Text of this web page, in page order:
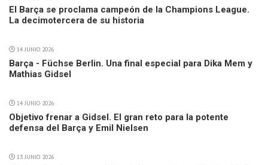
El Barça se proclama campeón de la Champions League.
La decimotercera de su historia
14 JUNIO 2026
Barça - Füchse Berlin. Una final especial para Dika Mem y
Mathias Gidsel
14 JUNIO 2026
Objetivo frenar a Gidsel. El gran reto para la potente
defensa del Barça y Emil Nielsen
13 JUNIO 2026